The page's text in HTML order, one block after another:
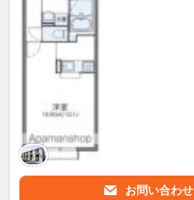
お問い合わせ